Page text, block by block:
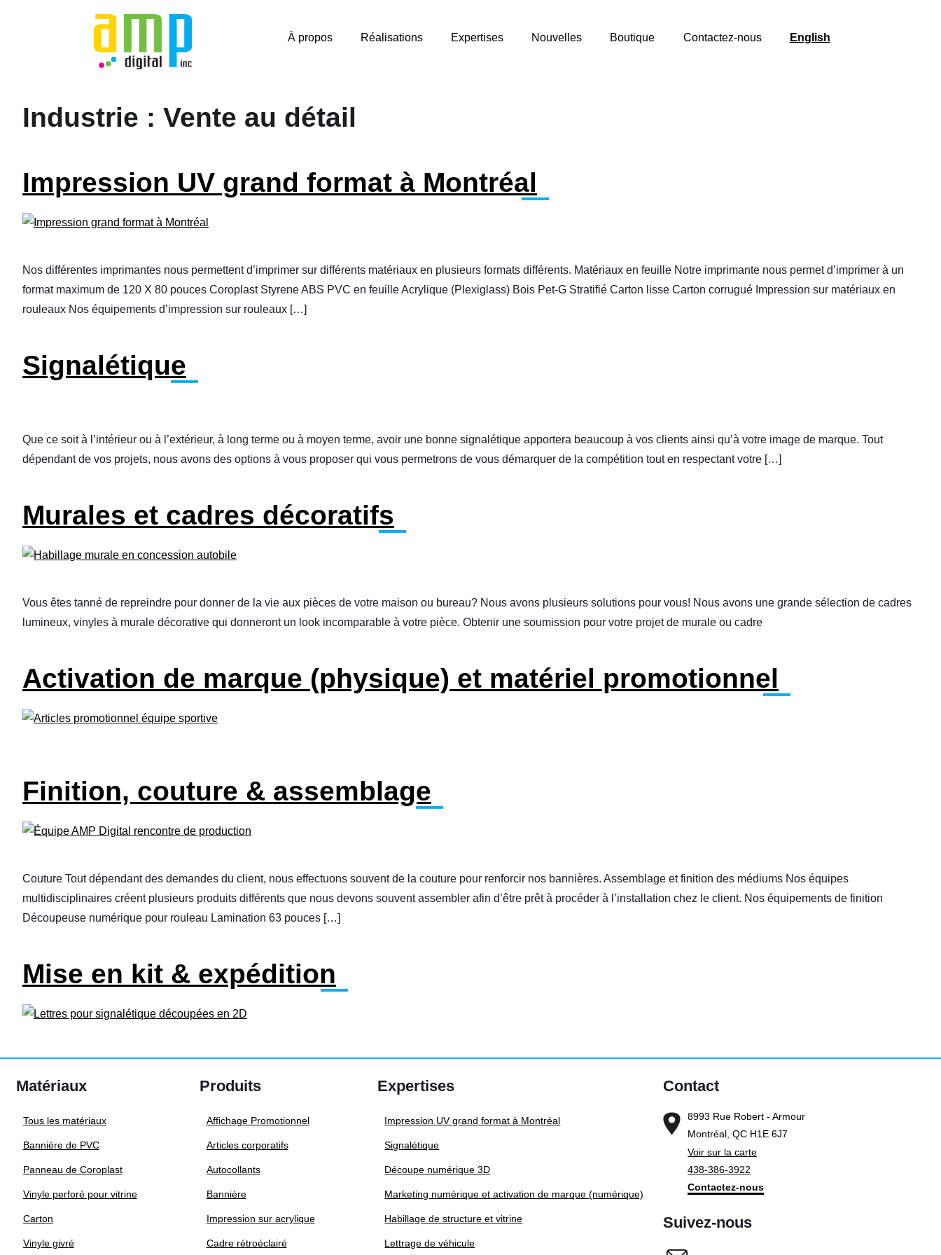
À propos Réalisations Expertises Nouvelles Boutique Contactez-nous English
Industrie : Vente au détail
Impression UV grand format à Montréal
Nos différentes imprimantes nous permettent d’imprimer sur différents matériaux en plusieurs formats différents. Matériaux en feuille Notre imprimante nous permet d’imprimer à un
format maximum de 120 X 80 pouces Coroplast Styrene ABS PVC en feuille Acrylique (Plexiglass) Bois Pet-G Stratifié Carton lisse Carton corrugué Impression sur matériaux en
rouleaux Nos équipements d’impression sur rouleaux […]
Signalétique
Que ce soit à l’intérieur ou à l’extérieur, à long terme ou à moyen terme, avoir une bonne signalétique apportera beaucoup à vos clients ainsi qu’à votre image de marque. Tout
dépendant de vos projets, nous avons des options à vous proposer qui vous permetrons de vous démarquer de la compétition tout en respectant votre […]
Murales et cadres décoratifs
Vous êtes tanné de repreindre pour donner de la vie aux pièces de votre maison ou bureau? Nous avons plusieurs solutions pour vous! Nous avons une grande sélection de cadres
lumineux, vinyles à murale décorative qui donneront un look incomparable à votre pièce. Obtenir une soumission pour votre projet de murale ou cadre
Activation de marque (physique) et matériel promotionnel
Finition, couture & assemblage
Couture Tout dépendant des demandes du client, nous effectuons souvent de la couture pour renforcir nos bannières. Assemblage et finition des médiums Nos équipes
multidisciplinaires créent plusieurs produits différents que nous devons souvent assembler afin d’être prêt à procéder à l’installation chez le client. Nos équipements de finition
Découpeuse numérique pour rouleau Lamination 63 pouces […]
Mise en kit & expédition
Matériaux
Tous les matériaux
Bannière de PVC
Panneau de Coroplast
Vinyle perforé pour vitrine
Carton
Vinyle givré
Produits
Affichage Promotionnel
Articles corporatifs
Autocollants
Bannière
Impression sur acrylique
Cadre rétroéclairé
Expertises
Impression UV grand format à Montréal
Signalétique
Découpe numérique 3D
Marketing numérique et activation de marque (numérique)
Habillage de structure et vitrine
Lettrage de véhicule
Contact
8993 Rue Robert - Armour
Montréal, QC H1E 6J7
Voir sur la carte
438-386-3922
Contactez-nous
Suivez-nous